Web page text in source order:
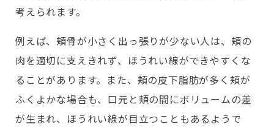
考えられます。
例えば、頬骨が小さく出っ張りが少ない人は、頬の
肉を適切に支えきれず、ほうれい線ができやすくな
ることがあります。また、頬の皮下脂肪が多く頬が
ふくよかな場合も、口元と頬の間にボリュームの差
が生まれ、ほうれい線が目立つこともあるようで